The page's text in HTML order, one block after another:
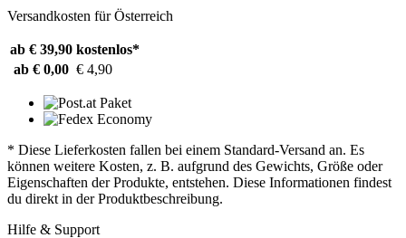
Versandkosten für Österreich
ab € 39,90 kostenlos*
ab € 0,00 € 4,90
* Diese Lieferkosten fallen bei einem Standard-Versand an. Es
können weitere Kosten, z. B. aufgrund des Gewichts, Größe oder
Eigenschaften der Produkte, entstehen. Diese Informationen findest
du direkt in der Produktbeschreibung.
Hilfe & Support